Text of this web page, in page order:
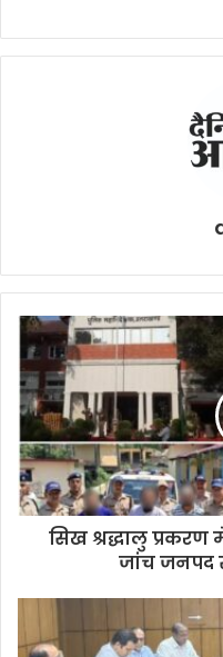
सिख श्रद्धालु प्रकरण
जांच जनपद